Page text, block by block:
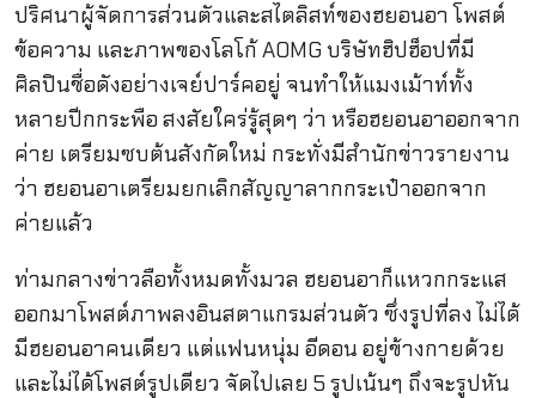
ปริศนาผู้จัดการส่วนตัวและสไตลิสท์ของฮยอนอา โพสต์
ข้อความ และภาพของโลโก้ AOMG บริษัทฮิปฮ็อปที่มี
ศิลปินชื่อดังอย่างเจย์ปาร์คอยู่ จนทำให้แมงเม้าท์ทั้ง
หลายปีกกระพือ สงสัยใคร่รู้สุดๆ ว่า หรือฮยอนอาออกจาก
ค่าย เตรียมซบต้นสังกัดใหม่ กระทั่งมีสำนักข่าวรายงาน
ว่า ฮยอนอาเตรียมยกเลิกสัญญาลากกระเป๋าออกจาก
ค่ายแล้ว
ท่ามกลางข่าวลือทั้งหมดทั้งมวล ฮยอนอาก็แหวกกระแส
ออกมาโพสต์ภาพลงอินสตาแกรมส่วนตัว ซึ่งรูปที่ลง ไม่ได้
มีฮยอนอาคนเดียว แต่แฟนหนุ่ม อีดอน อยู่ข้างกายด้วย
และไม่ได้โพสต์รูปเดียว จัดไปเลย 5 รูปเน้นๆ ถึงจะรูปหัน